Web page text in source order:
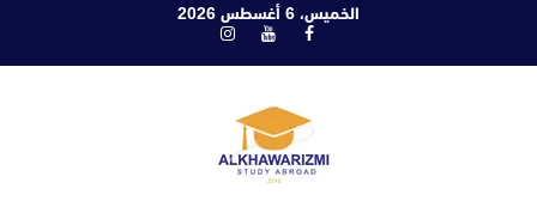
الخميس، 6 أغسطس 2026
فيسبوكيوتيوبانستغرام